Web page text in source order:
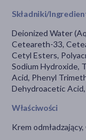
Składniki/
Deionized Water
Ceteareth-33,
Cetyl Esters,
Sodium Hydroxide,
Acid, Phenyl
Dehydroacetic
Właściwości
Krem